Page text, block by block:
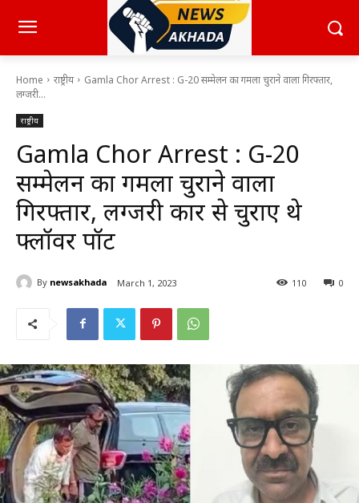
Home राष्ट्रीय
Gamla Chor Arrest : G-20 सम्मेलन का गमला चुराने वाला गिरफ्तार,
लग्जरी...
राष्ट्रीय
Gamla Chor Arrest : G-20
सम्मेलन का गमला चुराने वाला
गिरफ्तार, लग्जरी कार से चुराए थे
फ्लॉवर पॉट
By newsakhada March 1, 2023 0
110